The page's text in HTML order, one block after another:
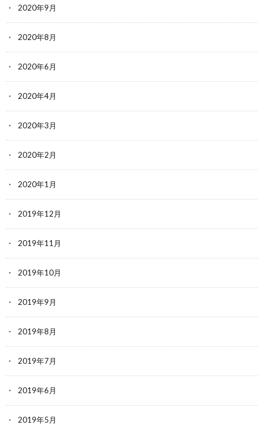
2020年9月
2020年8月
2020年6月
2020年4月
2020年3月
2020年2月
2020年1月
2019年12月
2019年11月
2019年10月
2019年9月
2019年8月
2019年7月
2019年6月
2019年5月